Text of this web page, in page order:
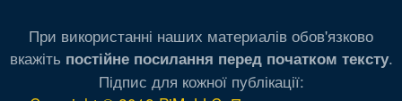
При використанні наших материалів обов'язково
вкажіть постійне посилання перед початком тексту.
Підпис для кожної публікації: